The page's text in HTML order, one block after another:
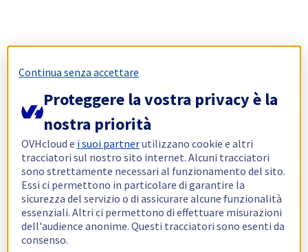
Continua senza accettare
Proteggere la vostra privacy è la
nostra priorità
OVHcloud e i suoi partnerutilizzano cookie e altri
tracciatori sul nostro sito internet. Alcuni tracciatori
sono strettamente necessari al funzionamento del sito.
Essi ci permettono in particolare di garantire la
sicurezza del servizio o di assicurare alcune funzionalità
essenziali. Altri ci permettono di effettuare misurazioni
dell'audience anonime. Questi tracciatori sono esenti da
consenso.